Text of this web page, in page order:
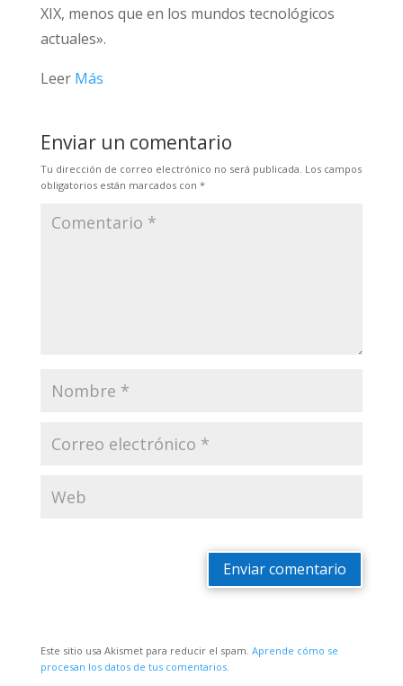
XIX, menos que en los mundos tecnológicos
actuales».
Leer Más
Enviar un comentario
Tu dirección de correo electrónico no será publicada. Los campos
obligatorios están marcados con *
Enviar comentario
Este sitio usa Akismet para reducir el spam. Aprende cómo se
procesan los datos de tus comentarios.